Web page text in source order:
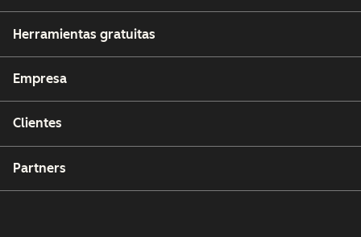
Herramientas gratuitas
Empresa
Clientes
Partners